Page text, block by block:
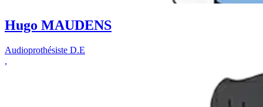
Hugo MAUDENS
Audioprothésiste D.E